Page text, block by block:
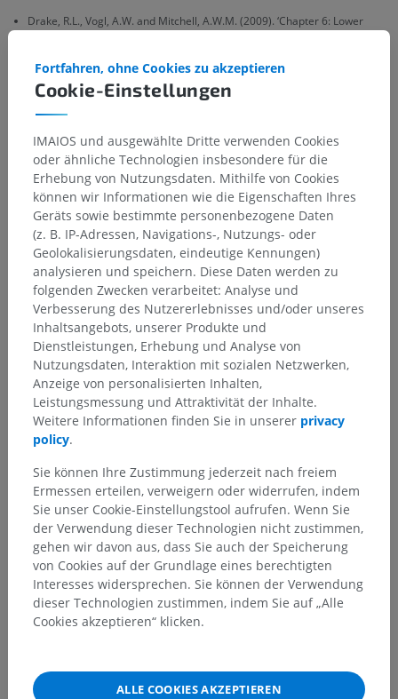
Drake, R.L., Vogl, A.W. and Mitchell, A.W.M. (2009). ‘Chapter 6: Lower
Drake, R.L., Vogl, A.W. and Mitchell, A.W.M. (2009). ‘Chapter 7: Upper
Limb’ inGray’s anatomy for Students.(2nd ed.) Philadelphia PA 19103-
2899: Elsevier, pp. 651-653.
Anatomische Hierarchie
Anatomie des Menschen 2
Allgemeine Anatomie> Bewegungen>
Außenrotation
Darunterliegende Strukturen:Für dieses anatomische
Teil gibt es keine zugehörigen Strukturen
Anatomie des Menschen 1
Übersetzungen
Sie haben einen Fehler gefunden?
Sie können gerne eine Berichtigung, Übersetzung oder
Ein Problem melden
Cookie-Einstellungen
Fortfahren, ohne Cookies zu akzeptieren
IMAIOS und ausgewählte Dritte verwenden Cookies
oder ähnliche Technologien insbesondere für die
Erhebung von Nutzungsdaten. Mithilfe von Cookies
können wir Informationen wie die Eigenschaften Ihres
Geräts sowie bestimmte personenbezogene Daten
(z. B. IP-Adressen, Navigations-, Nutzungs- oder
Geolokalisierungsdaten, eindeutige Kennungen)
analysieren und speichern. Diese Daten werden zu
folgenden Zwecken verarbeitet: Analyse und
Verbesserung des Nutzererlebnisses und/oder unseres
Inhaltsangebots, unserer Produkte und
Dienstleistungen, Erhebung und Analyse von
Nutzungsdaten, Interaktion mit sozialen Netzwerken,
Anzeige von personalisierten Inhalten,
Leistungsmessung und Attraktivität der Inhalte.
Weitere Informationen finden Sie in unserer privacy
policy.
Sie können Ihre Zustimmung jederzeit nach freiem
Ermessen erteilen, verweigern oder widerrufen, indem
Sie unser Cookie-Einstellungstool aufrufen. Wenn Sie
der Verwendung dieser Technologien nicht zustimmen,
gehen wir davon aus, dass Sie auch der Speicherung
von Cookies auf der Grundlage eines berechtigten
Interesses widersprechen. Sie können der Verwendung
dieser Technologien zustimmen, indem Sie auf „Alle
Cookies akzeptieren“ klicken.
ALLE COOKIES AKZEPTIEREN